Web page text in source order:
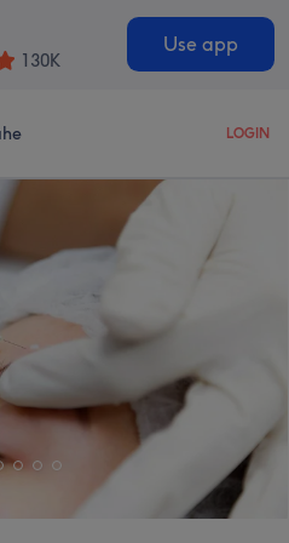
130K
Use app
LOGIN